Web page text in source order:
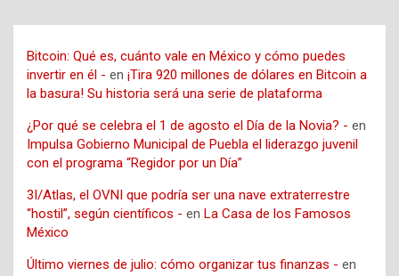
Bitcoin: Qué es, cuánto vale en México y cómo puedes
invertir en él - en ¡Tira 920 millones de dólares en Bitcoin a
la basura! Su historia será una serie de plataforma
¿Por qué se celebra el 1 de agosto el Día de la Novia? - en
Impulsa Gobierno Municipal de Puebla el liderazgo juvenil
con el programa “Regidor por un Día”
3I/Atlas, el OVNI que podría ser una nave extraterrestre
“hostil”, según científicos - en La Casa de los Famosos
México
Último viernes de julio: cómo organizar tus finanzas - en